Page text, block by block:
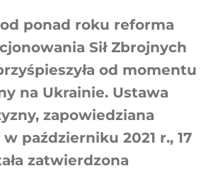
ponad roku reforma
Sił Zbrojnych
od momentu
na Ukrainie. Ustawa
zapowiedziana
październiku 2021 r., 17
zatwierdzona